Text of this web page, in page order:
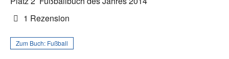
1 Rezension
Zum Buch: Fußball